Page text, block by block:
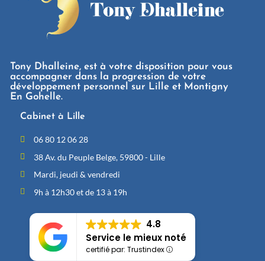
Tony Dhalleine, est à votre disposition pour vous
accompagner dans la progression de votre
développement personnel sur Lille et Montigny
En Gohelle.
Cabinet à Lille
06 80 12 06 28
38 Av. du Peuple Belge, 59800 - Lille
Mardi, jeudi & vendredi
9h à 12h30 et de 13 à 19h
4.8
Service le mieux noté
certifié par: Trustindex